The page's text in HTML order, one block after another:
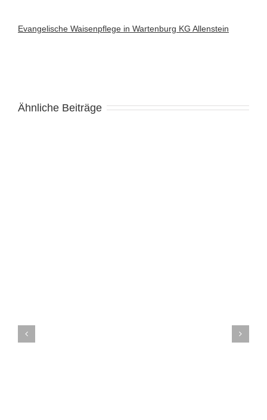
Evangelische Waisenpflege in Wartenburg KG Allenstein
Ähnliche Beiträge